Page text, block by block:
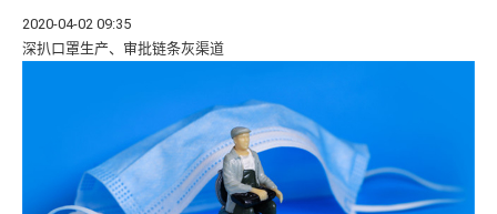
2020-04-02 09:35
深扒口罩生产、审批链条灰渠道